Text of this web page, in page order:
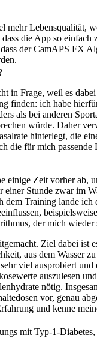
Lebensqualität,
die App so einfach
der CamAPS FX
in Frage, weil es
finden: ich habe
als bei anderen
würde. Daher
hinterlegt, die
die für mich passende
einige Zeit vorher ab,
Stunde zwar im
Training lande
der mich
Ziel dabei ist
aus dem Wasser
viel ausprobiert
auszulesen
nötig.
vor, genau
und kenne
mit Typ-1-